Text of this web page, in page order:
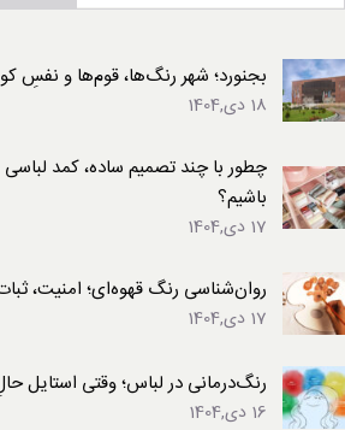
بجنورد؛ شهر رنگ‌ها، قوم‌ها و نفسِ
18 دی,1404
چطور با چند تصمیم ساده، کمد
باشیم؟
17 دی,1404
روان‌شناسی رنگ قهوه‌ای؛ امنیت،
17 دی,1404
رنگ‌درمانی در لباس؛ وقتی استایل
16 دی,1404